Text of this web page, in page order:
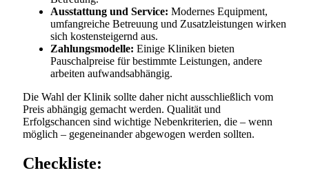
Ausstattung und Service: Modernes Equipment,
umfangreiche Betreuung und Zusatzleistungen wirken
sich kostensteigernd aus.
Zahlungsmodelle: Einige Kliniken bieten
Pauschalpreise für bestimmte Leistungen, andere
arbeiten aufwandsabhängig.
Die Wahl der Klinik sollte daher nicht ausschließlich vom
Preis abhängig gemacht werden. Qualität und
Erfolgschancen sind wichtige Nebenkriterien, die – wenn
möglich – gegeneinander abgewogen werden sollten.
Checkliste: